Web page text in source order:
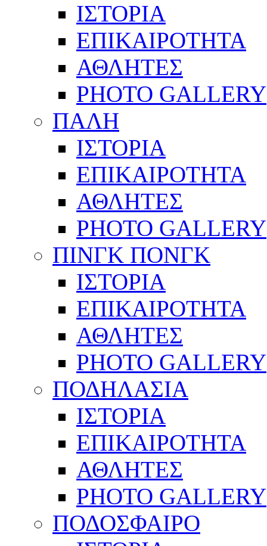
ΙΣΤΟΡΙΑ
ΕΠΙΚΑΙΡΟΤΗΤΑ
ΑΘΛΗΤΕΣ
PHOTO GALLERY
ΠΑΛΗ
ΙΣΤΟΡΙΑ
ΕΠΙΚΑΙΡΟΤΗΤΑ
ΑΘΛΗΤΕΣ
PHOTO GALLERY
ΠΙΝΓΚ ΠΟΝΓΚ
ΙΣΤΟΡΙΑ
ΕΠΙΚΑΙΡΟΤΗΤΑ
ΑΘΛΗΤΕΣ
PHOTO GALLERY
ΠΟΔΗΛΑΣΙΑ
ΙΣΤΟΡΙΑ
ΕΠΙΚΑΙΡΟΤΗΤΑ
ΑΘΛΗΤΕΣ
PHOTO GALLERY
ΠΟΔΟΣΦΑΙΡΟ